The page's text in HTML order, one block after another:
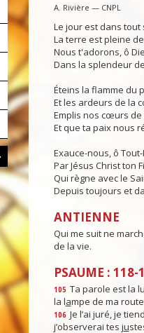
A. Rivière — CNPL
Le jour est dans tout
La terre est pleine
Nous t'adorons, ô
Dans la splendeur
Éteins la flamme du
Et les ardeurs de la
Emplis nos cœurs de
Et que ta paix nous
Exauce-nous, ô
Par Jésus Christ ton
Qui règne avec le
Depuis toujours et
ANTIENNE
Qui me suit ne
de la vie.
PSAUME : 118-
105 Ta parole est la
la lampe de ma
106 Je l’ai juré, je
j’observerai tes ju